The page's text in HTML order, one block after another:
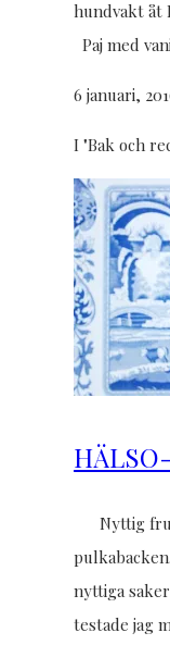
hundvakt åt
Paj med
6 januari,
I "Bak och
Nyttig
nyttiga
testade jag